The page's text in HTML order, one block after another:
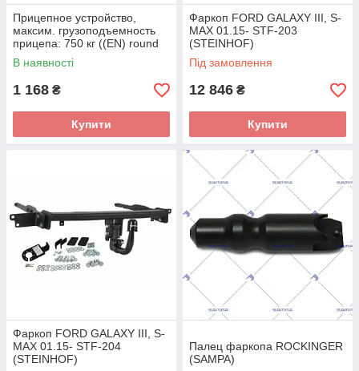
Прицепное устройство,
максим. грузоподъемность
прицепа: 750 кг ((EN) round
tow bar) STZSK-750C
(STEINHOF)
В наявності
1 168 ₴
Купити
Фаркоп FORD GALAXY III, S-
MAX 01.15- STF-203
(STEINHOF)
Під замовлення
12 846 ₴
Купити
Фаркоп FORD GALAXY III, S-
MAX 01.15- STF-204
(STEINHOF)
Палец фаркопа ROCKINGER
(SAMPA)